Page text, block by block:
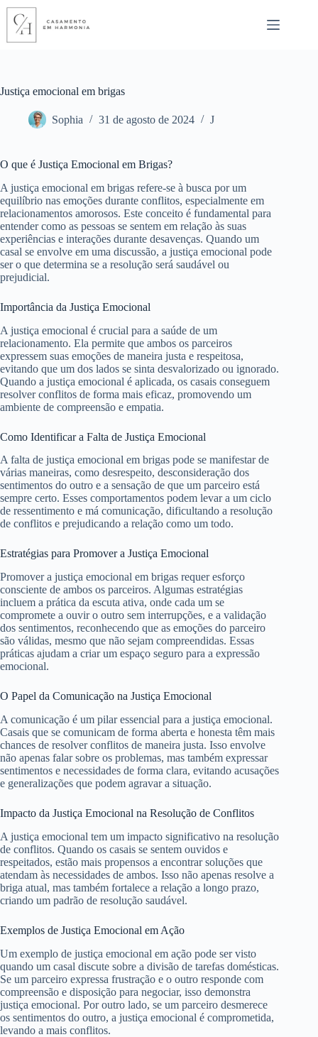
Pular
para
conteúdo
Justiça emocional em brigas
Sophia 31 de agosto de 2024 J
O que é Justiça Emocional em Brigas?
A justiça emocional em brigas refere-se à busca por um
equilíbrio nas emoções durante conflitos, especialmente em
relacionamentos amorosos. Este conceito é fundamental para
entender como as pessoas se sentem em relação às suas
experiências e interações durante desavenças. Quando um
casal se envolve em uma discussão, a justiça emocional pode
ser o que determina se a resolução será saudável ou
prejudicial.
Importância da Justiça Emocional
A justiça emocional é crucial para a saúde de um
relacionamento. Ela permite que ambos os parceiros
expressem suas emoções de maneira justa e respeitosa,
evitando que um dos lados se sinta desvalorizado ou ignorado.
Quando a justiça emocional é aplicada, os casais conseguem
resolver conflitos de forma mais eficaz, promovendo um
ambiente de compreensão e empatia.
Como Identificar a Falta de Justiça Emocional
A falta de justiça emocional em brigas pode se manifestar de
várias maneiras, como desrespeito, desconsideração dos
sentimentos do outro e a sensação de que um parceiro está
sempre certo. Esses comportamentos podem levar a um ciclo
de ressentimento e má comunicação, dificultando a resolução
de conflitos e prejudicando a relação como um todo.
Estratégias para Promover a Justiça Emocional
Promover a justiça emocional em brigas requer esforço
consciente de ambos os parceiros. Algumas estratégias
incluem a prática da escuta ativa, onde cada um se
compromete a ouvir o outro sem interrupções, e a validação
dos sentimentos, reconhecendo que as emoções do parceiro
são válidas, mesmo que não sejam compreendidas. Essas
práticas ajudam a criar um espaço seguro para a expressão
emocional.
O Papel da Comunicação na Justiça Emocional
A comunicação é um pilar essencial para a justiça emocional.
Casais que se comunicam de forma aberta e honesta têm mais
chances de resolver conflitos de maneira justa. Isso envolve
não apenas falar sobre os problemas, mas também expressar
sentimentos e necessidades de forma clara, evitando acusações
e generalizações que podem agravar a situação.
Impacto da Justiça Emocional na Resolução de Conflitos
A justiça emocional tem um impacto significativo na resolução
de conflitos. Quando os casais se sentem ouvidos e
respeitados, estão mais propensos a encontrar soluções que
atendam às necessidades de ambos. Isso não apenas resolve a
briga atual, mas também fortalece a relação a longo prazo,
criando um padrão de resolução saudável.
Exemplos de Justiça Emocional em Ação
Um exemplo de justiça emocional em ação pode ser visto
quando um casal discute sobre a divisão de tarefas domésticas.
Se um parceiro expressa frustração e o outro responde com
compreensão e disposição para negociar, isso demonstra
justiça emocional. Por outro lado, se um parceiro desmerece
os sentimentos do outro, a justiça emocional é comprometida,
levando a mais conflitos.